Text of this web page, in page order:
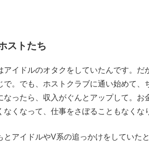
ストたち
アイドルのオタクをしていたんです。
。でも、ホストクラブに通い始めて、
なったら、収入がぐんとアップして。お
くなって、仕事をさぼることもなくな
アイドルやV系の追っかけをしていた